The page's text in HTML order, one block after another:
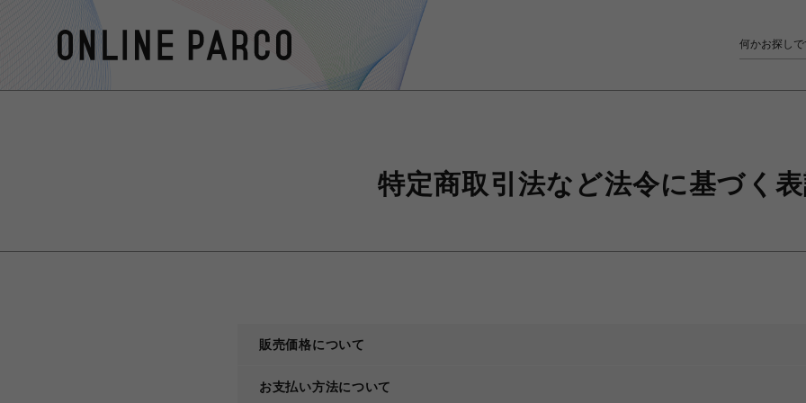
特定商取引法など法令に基づく
販売価格について
お支払い方法について